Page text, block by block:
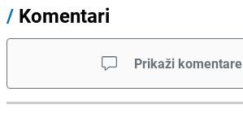
/ Komentari
Prikaži komentare